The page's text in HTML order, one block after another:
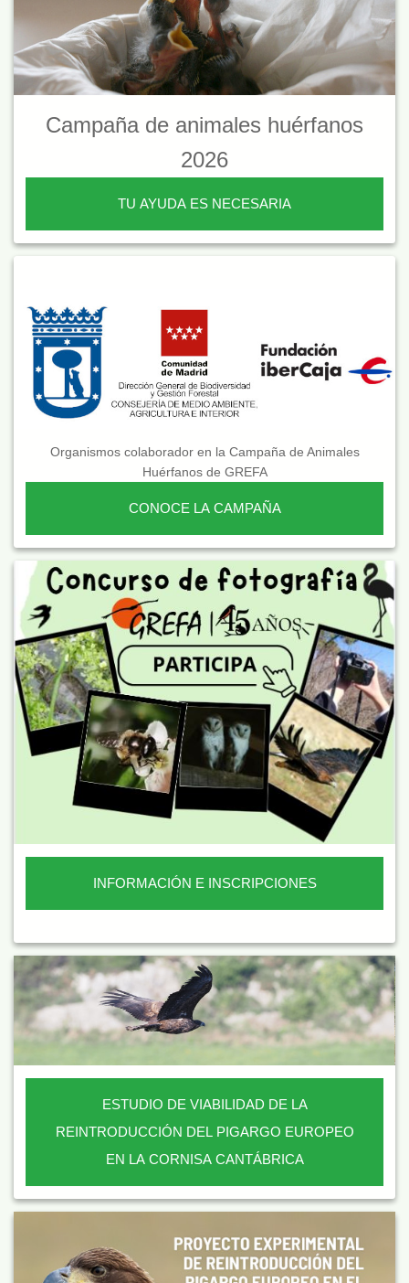
Campaña de animales huérfanos
2026
TU AYUDA ES NECESARIA
Organismos colaborador en la Campaña de Animales
Huérfanos de GREFA
CONOCE LA CAMPAÑA
INFORMACIÓN E INSCRIPCIONES
ESTUDIO DE VIABILIDAD DE LA
REINTRODUCCIÓN DEL PIGARGO EUROPEO
EN LA CORNISA CANTÁBRICA